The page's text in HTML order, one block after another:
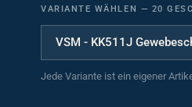
VARIANTE WÄHLEN — 20
Jede Variante ist ein eigener